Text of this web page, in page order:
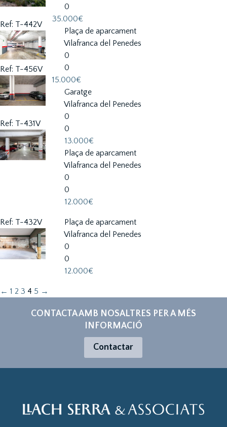
0
35.000€
Ref: T-442V
Plaça de aparcament
Vilafranca del Penedes
0
0
15.000€
Ref: T-456V
Garatge
Vilafranca del Penedes
0
0
13.000€
Ref: T-431V
Plaça de aparcament
Vilafranca del Penedes
0
0
12.000€
Ref: T-432V
Plaça de aparcament
Vilafranca del Penedes
0
0
12.000€
← 1 2 3 4 5 →
CONTACTA AMB NOSALTRES PER A MÉS
INFORMACIÓ
Contactar